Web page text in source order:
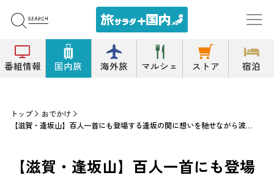
番組情報 国内旅 海外旅 マルシェ ストア 宿泊
トップ
おでかけ
【滋賀・逢坂山】百人一首にも登場する逢坂の関に想いを馳せながら波岡一喜が登る！（登山で頂きメシ！コラボ企画）
【滋賀・逢坂山】百人一首にも登場